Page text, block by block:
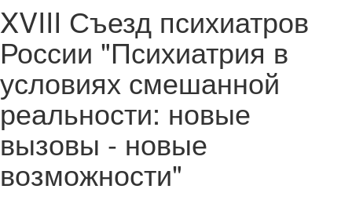
XVIII Съезд психиатров
России "Психиатрия в
условиях смешанной
реальности: новые
вызовы - новые
возможности"